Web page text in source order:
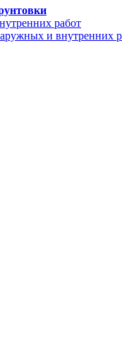
работ
и внутренних